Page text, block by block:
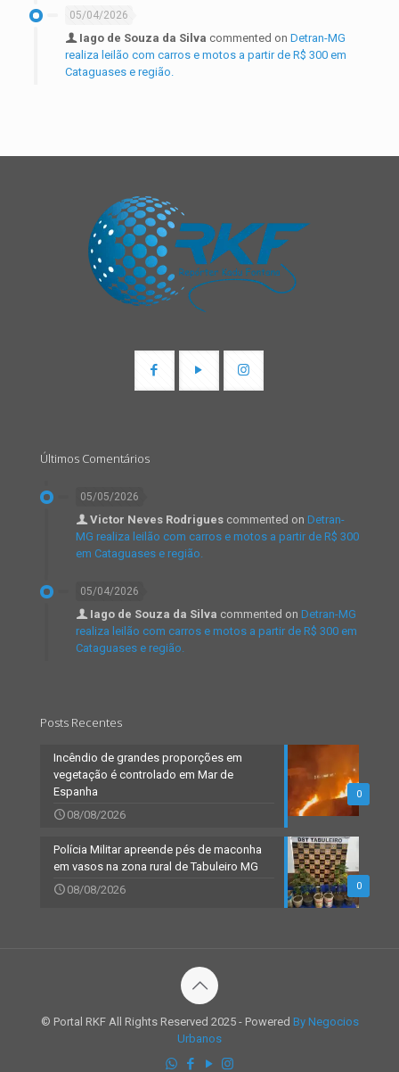
05/04/2026
Iago de Souza da Silva commented on Detran-MG
realiza leilão com carros e motos a partir de R$ 300 em
Cataguases e região.
Últimos Comentários
05/05/2026
Victor Neves Rodrigues commented on Detran-
MG realiza leilão com carros e motos a partir de R$ 300
em Cataguases e região.
05/04/2026
Iago de Souza da Silva commented on Detran-MG
realiza leilão com carros e motos a partir de R$ 300 em
Cataguases e região.
Posts Recentes
0
Incêndio de grandes proporções em
vegetação é controlado em Mar de
Espanha
08/08/2026
0
Polícia Militar apreende pés de maconha
em vasos na zona rural de Tabuleiro MG
08/08/2026
© Portal RKF All Rights Reserved 2025 - Powered By Negocios
Urbanos